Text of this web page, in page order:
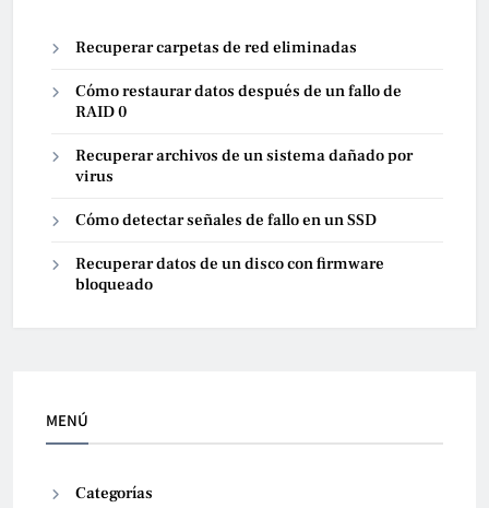
Recuperar carpetas de red eliminadas
Cómo restaurar datos después de un fallo de
RAID 0
Recuperar archivos de un sistema dañado por
virus
Cómo detectar señales de fallo en un SSD
Recuperar datos de un disco con firmware
bloqueado
MENÚ
Categorías